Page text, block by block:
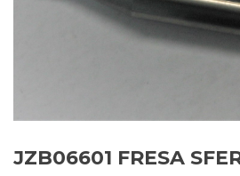
JZB06601 FRESA